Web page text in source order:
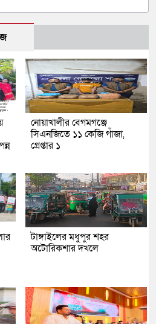
নোয়াখালীর বেগমগঞ্জে
সিএনজিতে ১১ কেজি গাঁজা,
গ্রেপ্তার ১
টাঙ্গাইলের মধুপুর শহর
অটোরিকশার দখলে